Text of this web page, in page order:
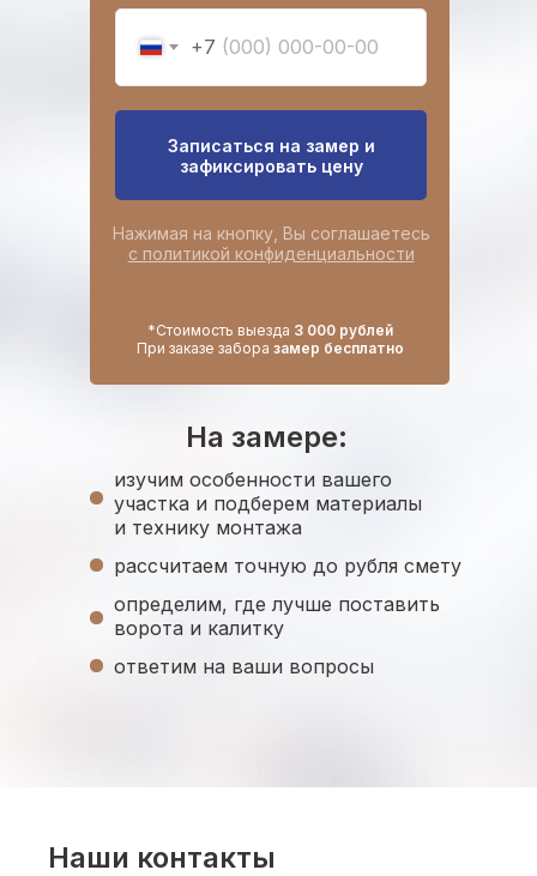
На замере:
*Стоимость выезда 3 000 рублей
При заказе забора замер бесплатно
изучим особенности вашего
участка и подберем материалы
и технику монтажа
рассчитаем точную до рубля смету
определим, где лучше поставить
ворота и калитку
ответим на ваши вопросы
Нажимая на кнопку, Вы соглашаетесь
с политикой конфиденциальности
+7
Записаться на замер и
зафиксировать цену
Наши контакты